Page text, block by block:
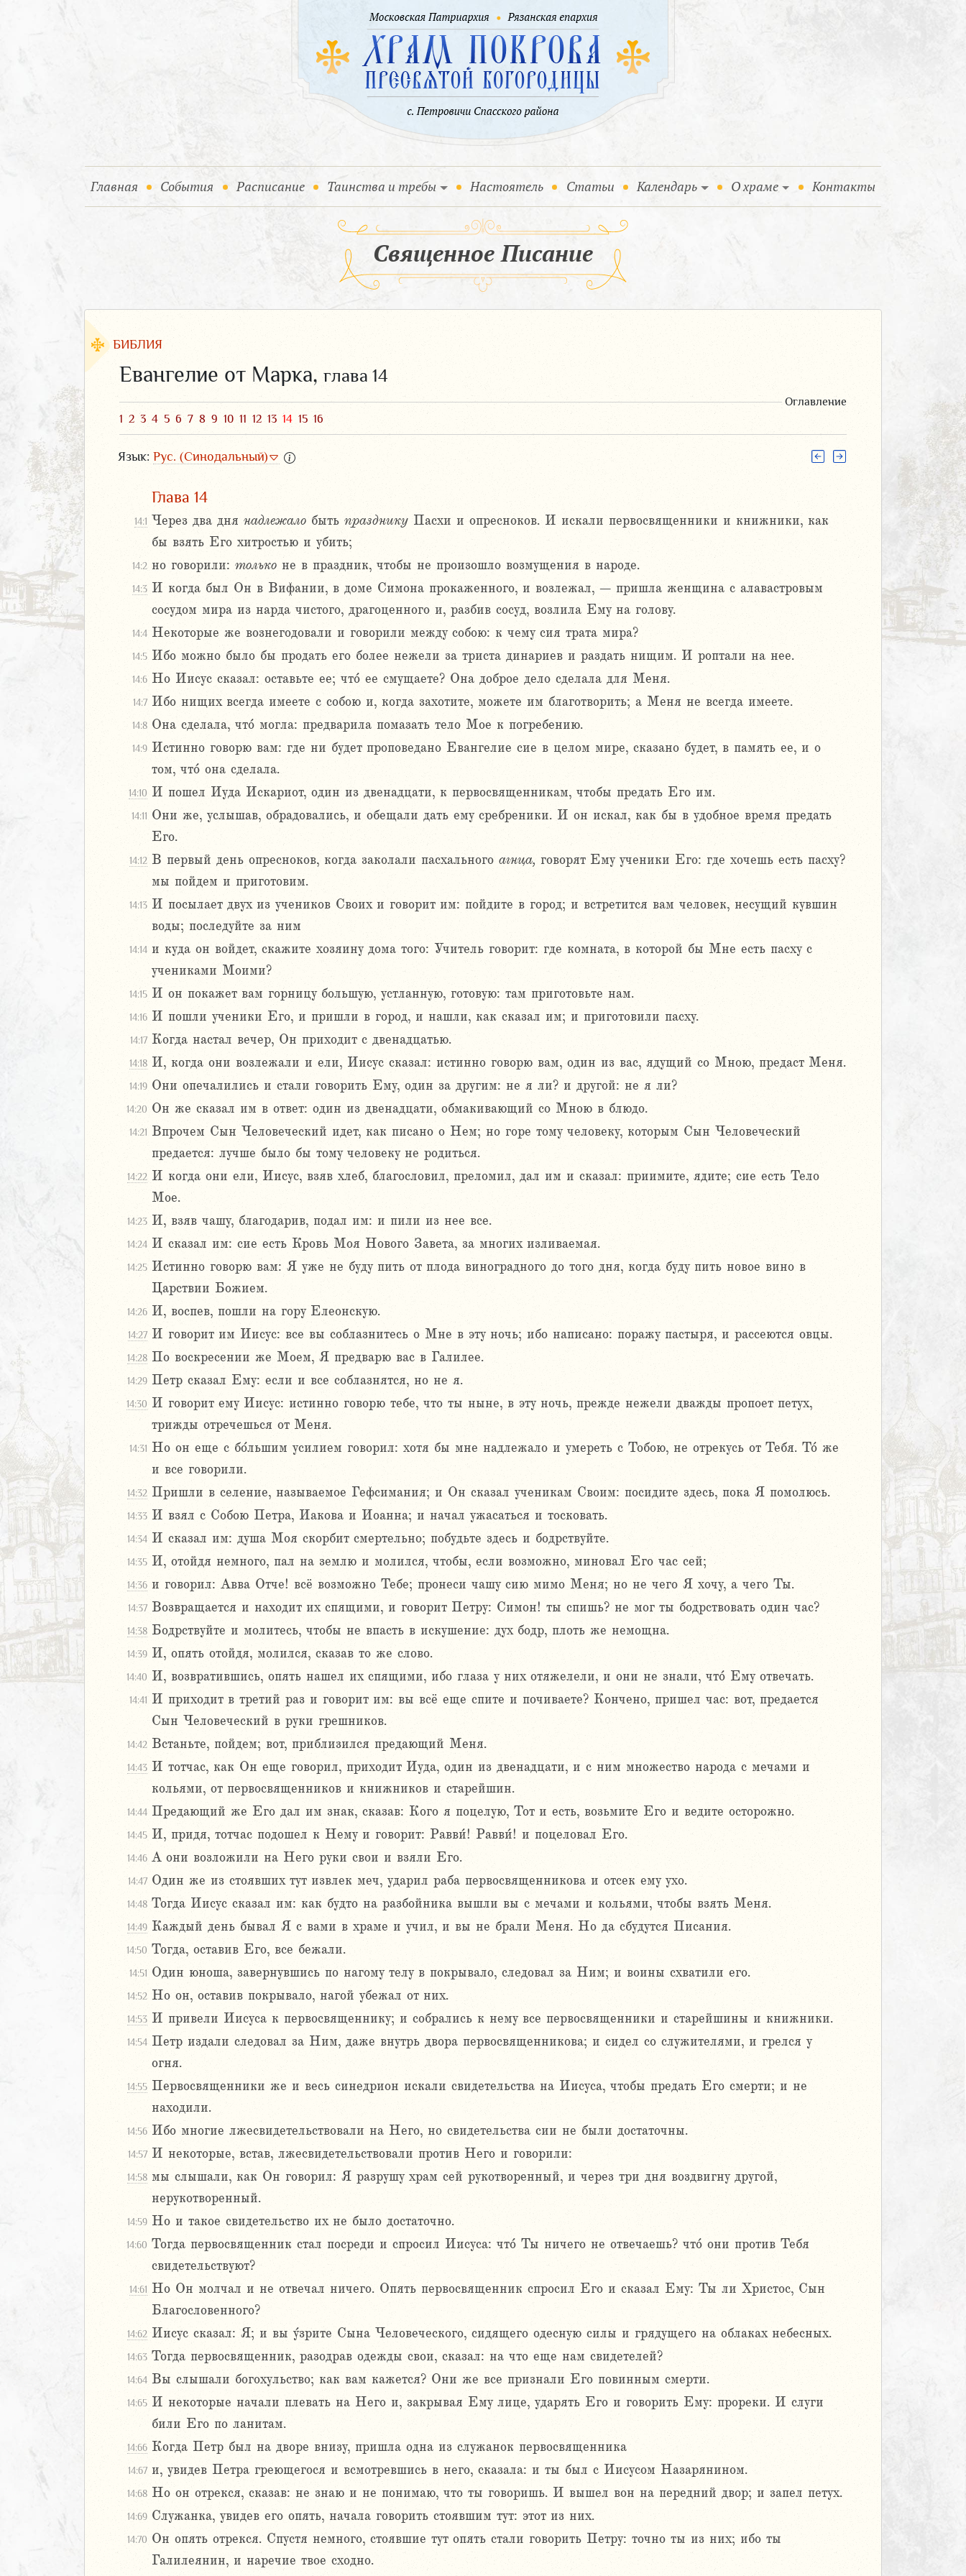
Главная (current)
События (current)
Расписание Таинства и требы Настоятель Статьи Календарь О храме Контакты
Священное Писание
БИБЛИЯ
Евангелие от Марка, глава 14
Оглавление
1 2 3 4 5 6 7 8 9 10 11 12 13 14 15 16
Язык: Рус. (Синодальный)
Глава 14
14:1 Через два дня надлежало быть празднику Пасхи и опресноков. И искали первосвященники и книжники, как
бы взять Его хитростью и убить;
14:2 но говорили: только не в праздник, чтобы не произошло возмущения в народе.
14:3 И когда был Он в Вифании, в доме Симона прокаженного, и возлежал, – пришла женщина с алавастровым
сосудом мира из нарда чистого, драгоценного и, разбив сосуд, возлила Ему на голову.
14:4 Некоторые же вознегодовали и говорили между собою: к чему сия трата мира?
14:5 Ибо можно было бы продать его более нежели за триста динариев и раздать нищим. И роптали на нее.
14:6 Но Иисус сказал: оставьте ее; что́ ее смущаете? Она доброе дело сделала для Меня.
14:7 Ибо нищих всегда имеете с собою и, когда захотите, можете им благотворить; а Меня не всегда имеете.
14:8 Она сделала, что́ могла: предварила помазать тело Мое к погребению.
14:9 Истинно говорю вам: где ни будет проповедано Евангелие сие в целом мире, сказано будет, в память ее, и о
том, что́ она сделала.
14:10 И пошел Иуда Искариот, один из двенадцати, к первосвященникам, чтобы предать Его им.
14:11 Они же, услышав, обрадовались, и обещали дать ему сребреники. И он искал, как бы в удобное время предать
Его.
14:12 В первый день опресноков, когда заколали пасхального агнца, говорят Ему ученики Его: где хочешь есть пасху?
мы пойдем и приготовим.
14:13 И посылает двух из учеников Своих и говорит им: пойдите в город; и встретится вам человек, несущий кувшин
воды; последуйте за ним
14:14 и куда он войдет, скажите хозяину дома того: Учитель говорит: где комната, в которой бы Мне есть пасху с
учениками Моими?
14:15 И он покажет вам горницу большую, устланную, готовую: там приготовьте нам.
14:16 И пошли ученики Его, и пришли в город, и нашли, как сказал им; и приготовили пасху.
14:17 Когда настал вечер, Он приходит с двенадцатью.
14:18 И, когда они возлежали и ели, Иисус сказал: истинно говорю вам, один из вас, ядущий со Мною, предаст Меня.
14:19 Они опечалились и стали говорить Ему, один за другим: не я ли? и другой: не я ли?
14:20 Он же сказал им в ответ: один из двенадцати, обмакивающий со Мною в блюдо.
14:21 Впрочем Сын Человеческий идет, как писано о Нем; но горе тому человеку, которым Сын Человеческий
предается: лучше было бы тому человеку не родиться.
14:22 И когда они ели, Иисус, взяв хлеб, благословил, преломил, дал им и сказал: приимите, ядите; сие есть Тело
Мое.
14:23 И, взяв чашу, благодарив, подал им: и пили из нее все.
14:24 И сказал им: сие есть Кровь Моя Нового Завета, за многих изливаемая.
14:25 Истинно говорю вам: Я уже не буду пить от плода виноградного до того дня, когда буду пить новое вино в
Царствии Божием.
14:26 И, воспев, пошли на гору Елеонскую.
14:27 И говорит им Иисус: все вы соблазнитесь о Мне в эту ночь; ибо написано: поражу пастыря, и рассеются овцы.
14:28 По воскресении же Моем, Я предварю вас в Галилее.
14:29 Петр сказал Ему: если и все соблазнятся, но не я.
14:30 И говорит ему Иисус: истинно говорю тебе, что ты ныне, в эту ночь, прежде нежели дважды пропоет петух,
трижды отречешься от Меня.
14:31 Но он еще с бо́льшим усилием говорил: хотя бы мне надлежало и умереть с Тобою, не отрекусь от Тебя. То́ же
и все говорили.
14:32 Пришли в селение, называемое Гефсимания; и Он сказал ученикам Своим: посидите здесь, пока Я помолюсь.
14:33 И взял с Собою Петра, Иакова и Иоанна; и начал ужасаться и тосковать.
14:34 И сказал им: душа Моя скорбит смертельно; побудьте здесь и бодрствуйте.
14:35 И, отойдя немного, пал на землю и молился, чтобы, если возможно, миновал Его час сей;
14:36 и говорил: Авва Отче! всё возможно Тебе; пронеси чашу сию мимо Меня; но не чего Я хочу, а чего Ты.
14:37 Возвращается и находит их спящими, и говорит Петру: Симон! ты спишь? не мог ты бодрствовать один час?
14:38 Бодрствуйте и молитесь, чтобы не впасть в искушение: дух бодр, плоть же немощна.
14:39 И, опять отойдя, молился, сказав то же слово.
14:40 И, возвратившись, опять нашел их спящими, ибо глаза у них отяжелели, и они не знали, что́ Ему отвечать.
14:41 И приходит в третий раз и говорит им: вы всё еще спите и почиваете? Кончено, пришел час: вот, предается
Сын Человеческий в руки грешников.
14:42 Встаньте, пойдем; вот, приблизился предающий Меня.
14:43 И тотчас, как Он еще говорил, приходит Иуда, один из двенадцати, и с ним множество народа с мечами и
кольями, от первосвященников и книжников и старейшин.
14:44 Предающий же Его дал им знак, сказав: Кого я поцелую, Тот и есть, возьмите Его и ведите осторожно.
14:45 И, придя, тотчас подошел к Нему и говорит: Равви́! Равви́! и поцеловал Его.
14:46 А они возложили на Него руки свои и взяли Его.
14:47 Один же из стоявших тут извлек меч, ударил раба первосвященникова и отсек ему ухо.
14:48 Тогда Иисус сказал им: как будто на разбойника вышли вы с мечами и кольями, чтобы взять Меня.
14:49 Каждый день бывал Я с вами в храме и учил, и вы не брали Меня. Но да сбудутся Писания.
14:50 Тогда, оставив Его, все бежали.
14:51 Один юноша, завернувшись по нагому телу в покрывало, следовал за Ним; и воины схватили его.
14:52 Но он, оставив покрывало, нагой убежал от них.
14:53 И привели Иисуса к первосвященнику; и собрались к нему все первосвященники и старейшины и книжники.
14:54 Петр издали следовал за Ним, даже внутрь двора первосвященникова; и сидел со служителями, и грелся у
огня.
14:55 Первосвященники же и весь синедрион искали свидетельства на Иисуса, чтобы предать Его смерти; и не
находили.
14:56 Ибо многие лжесвидетельствовали на Него, но свидетельства сии не были достаточны.
14:57 И некоторые, встав, лжесвидетельствовали против Него и говорили:
14:58 мы слышали, как Он говорил: Я разрушу храм сей рукотворенный, и через три дня воздвигну другой,
нерукотворенный.
14:59 Но и такое свидетельство их не было достаточно.
14:60 Тогда первосвященник стал посреди и спросил Иисуса: что́ Ты ничего не отвечаешь? что́ они против Тебя
свидетельствуют?
14:61 Но Он молчал и не отвечал ничего. Опять первосвященник спросил Его и сказал Ему: Ты ли Христос, Сын
Благословенного?
14:62 Иисус сказал: Я; и вы у́зрите Сына Человеческого, сидящего одесную силы и грядущего на облаках небесных.
14:63 Тогда первосвященник, разодрав одежды свои, сказал: на что еще нам свидетелей?
14:64 Вы слышали богохульство; как вам кажется? Они же все признали Его повинным смерти.
14:65 И некоторые начали плевать на Него и, закрывая Ему лице, ударять Его и говорить Ему: прореки. И слуги
били Его по ланитам.
14:66 Когда Петр был на дворе внизу, пришла одна из служанок первосвященника
14:67 и, увидев Петра греющегося и всмотревшись в него, сказала: и ты был с Иисусом Назарянином.
14:68 Но он отрекся, сказав: не знаю и не понимаю, что ты говоришь. И вышел вон на передний двор; и запел петух.
14:69 Служанка, увидев его опять, начала говорить стоявшим тут: этот из них.
14:70 Он опять отрекся. Спустя немного, стоявшие тут опять стали говорить Петру: точно ты из них; ибо ты
Галилеянин, и наречие твое сходно.